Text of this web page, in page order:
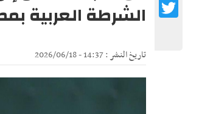
الشرطة العربية
تاريخ النشر : 14:37 - 2026/06/18